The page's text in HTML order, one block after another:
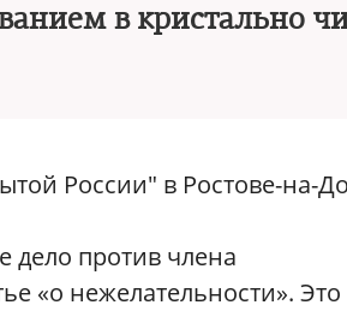
в кристально
России" в Ростове-на-
дело против члена
«о нежелательности». Это